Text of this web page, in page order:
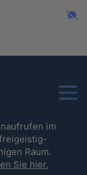
Menu
im
Raum.
Sie hier.